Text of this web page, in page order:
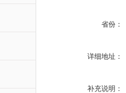
省份：
详细地址：
补充说明：